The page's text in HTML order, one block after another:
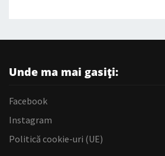
Unde ma mai gasiți:
Facebook
Instagram
Politică cookie-uri (UE)